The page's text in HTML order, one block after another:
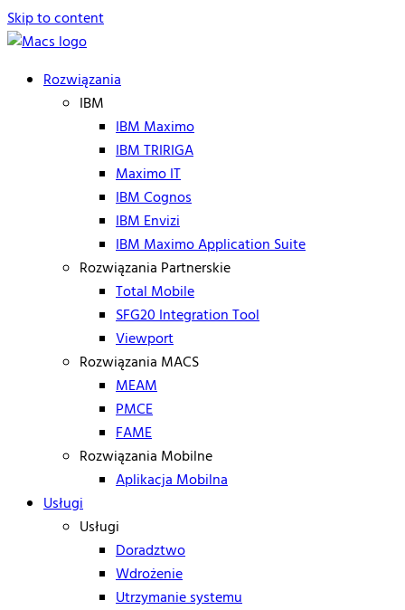
Skip to content
Rozwiązania
IBM
IBM Maximo
IBM TRIRIGA
Maximo IT
IBM Cognos
IBM Envizi
IBM Maximo Application Suite
Rozwiązania Partnerskie
Total Mobile
SFG20 Integration Tool
Viewport
Rozwiązania MACS
MEAM
PMCE
FAME
Rozwiązania Mobilne
Aplikacja Mobilna
Usługi
Usługi
Doradztwo
Wdrożenie
Utrzymanie systemu